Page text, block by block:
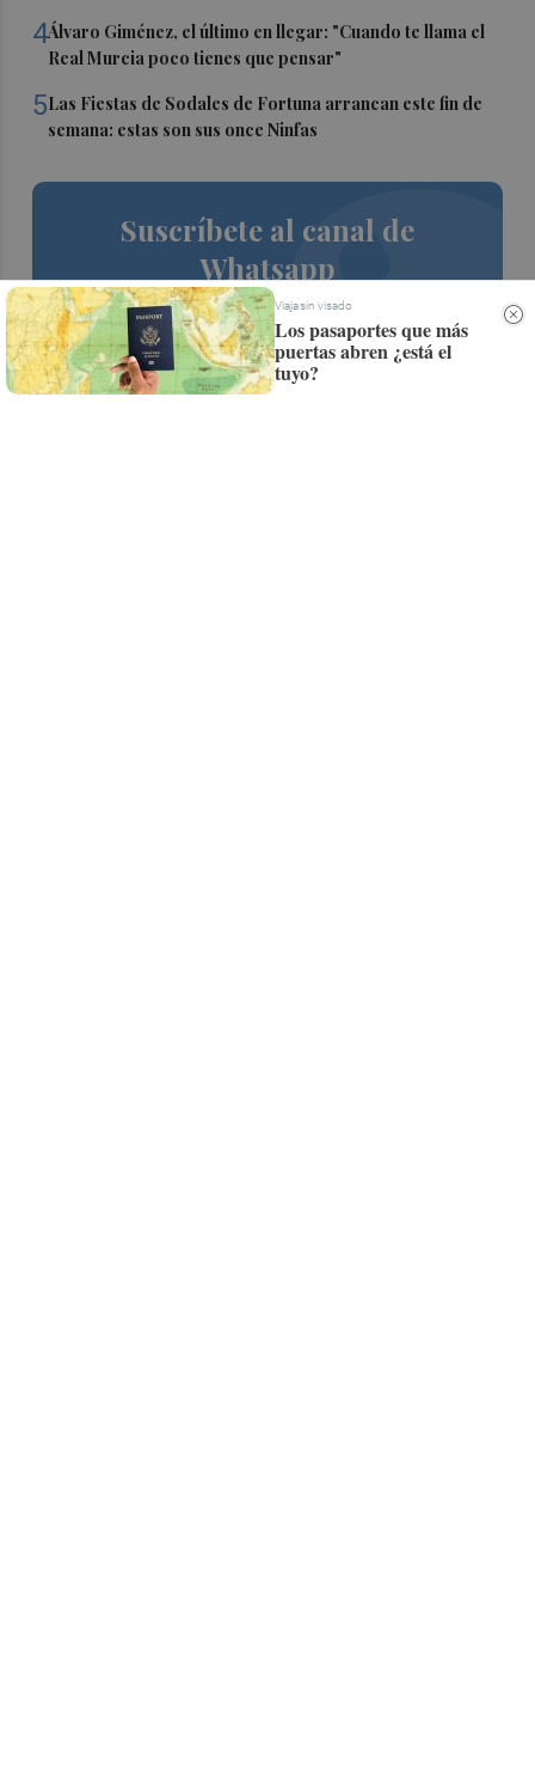
4Álvaro Giménez, el último en llegar: "Cuando te llama el
Real Murcia poco tienes que pensar"
5Las Fiestas de Sodales de Fortuna arrancan este fin de
semana: estas son sus once Ninfas
Suscríbete al canal de
Whatsapp
Siempre al día de las últimas noticias
¡Quiero suscribirme!
Viaja sin visado
Los pasaportes que más
puertas abren ¿está el
tuyo?